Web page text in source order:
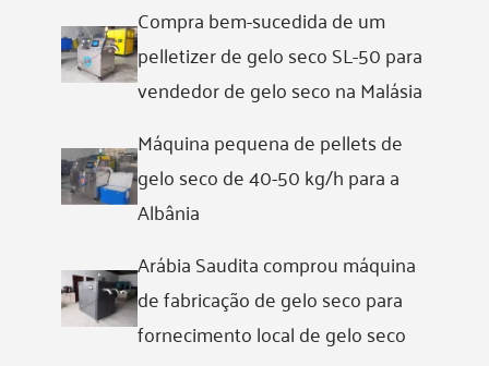
Compra bem-sucedida de um
pelletizer de gelo seco SL-50 para
vendedor de gelo seco na Malásia
Máquina pequena de pellets de
gelo seco de 40-50 kg/h para a
Albânia
Arábia Saudita comprou máquina
de fabricação de gelo seco para
fornecimento local de gelo seco